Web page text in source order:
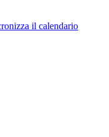
il calendario